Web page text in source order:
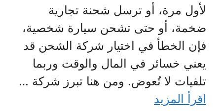
لأول مرة، أو ترسل شحنة تجارية
ضخمة، أو حتى تشحن سيارة شخصية،
فإن الخطأ في اختيار شركة الشحن قد
يعني خسائر في المال والوقت وربما
تلفيات لا تُعوض. ومن هنا تبرز شركة …
اقرأ المزيد